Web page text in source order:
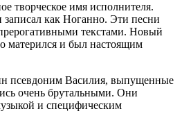
творческое имя исполнителя.
как Ноганно. Эти песни
текстами. Новый
матерился и был настоящим
псевдоним Василия, выпущенные
очень брутальными. Они
и специфическим